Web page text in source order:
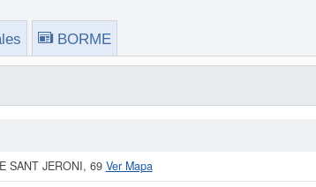
BORME
SANT JERONI, 69 Ver Mapa